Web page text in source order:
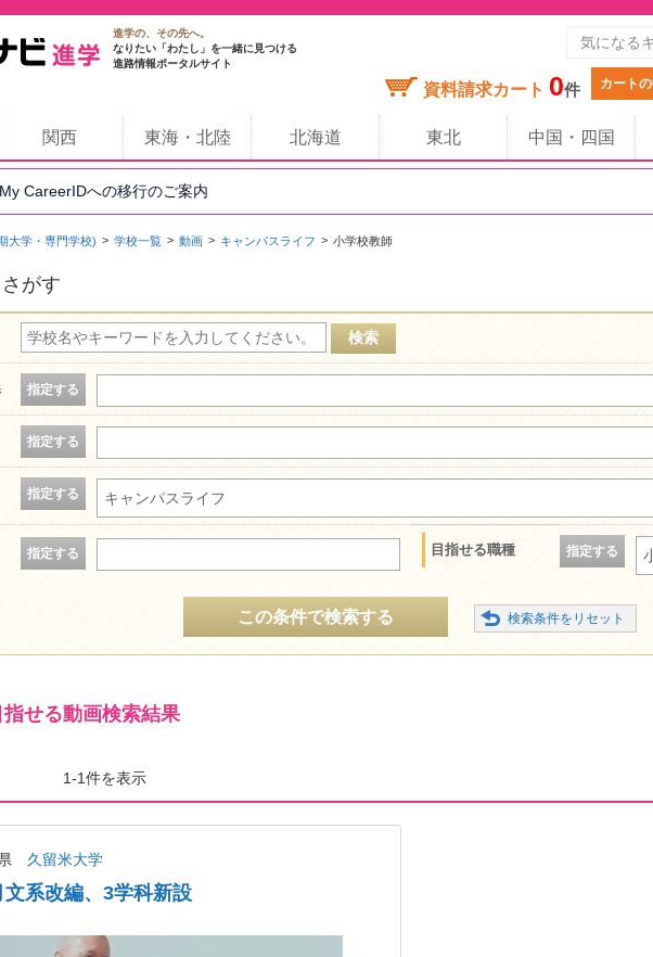
進学の、その先へ。
なりたい「わたし」を一緒に見つける
進路情報ポータルサイト
資料請求カート 0件 カート
関西 東海・北陸 北海道 東北 中国・四国
My CareerIDへの移行のご案内
大学・専門学校) 学校一覧 動画 キャンパスライフ 小学校教師
がす
指定する
指定する
指定する キャンパスライフ
指定する 目指せる職種 指定する
この条件で検索する
せる動画検索結果
1-1件を表示
久留米大学
系改編、3学科新設